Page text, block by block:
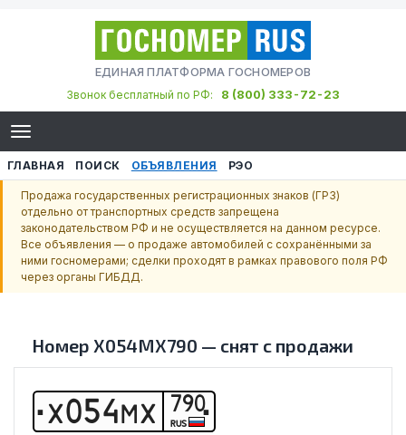
ЕДИНАЯ ПЛАТФОРМА ГОСНОМЕРОВ
Звонок бесплатный по РФ:
8 (800) 333-72-23
ГЛАВНАЯ ПОИСК ОБЪЯВЛЕНИЯ РЭО
Продажа государственных регистрационных знаков (ГРЗ)
отдельно от транспортных средств запрещена
законодательством РФ и не осуществляется на данном ресурсе.
Все объявления — о продаже автомобилей с сохранёнными за
ними госномерами; сделки проходят в рамках правового поля РФ
через органы ГИБДД.
Номер Х054МХ790 — снят с продажи
Х054МХ 790
RUS